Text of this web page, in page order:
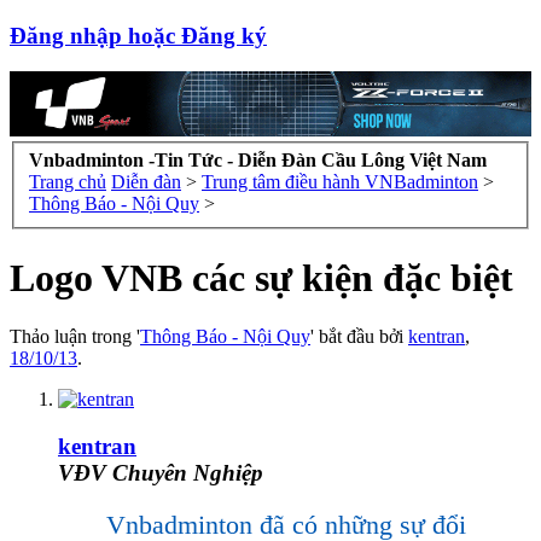
Đăng nhập hoặc Đăng ký
Vnbadminton -Tin Tức - Diễn Đàn Cầu Lông Việt Nam
Trang chủ Diễn đàn > Trung tâm điều hành VNBadminton >
Thông Báo - Nội Quy >
Logo VNB các sự kiện đặc biệt
Thảo luận trong 'Thông Báo - Nội Quy' bắt đầu bởi kentran,
18/10/13.
kentran
VĐV Chuyên Nghiệp
Vnbadminton đã có những sự đổi